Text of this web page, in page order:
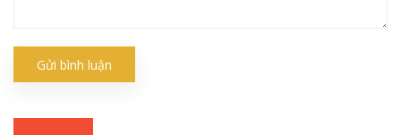
Gửi bình luận